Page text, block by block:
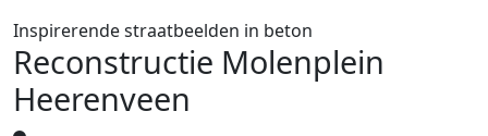
Inspirerende straatbeelden in beton
Reconstructie Molenplein
Heerenveen